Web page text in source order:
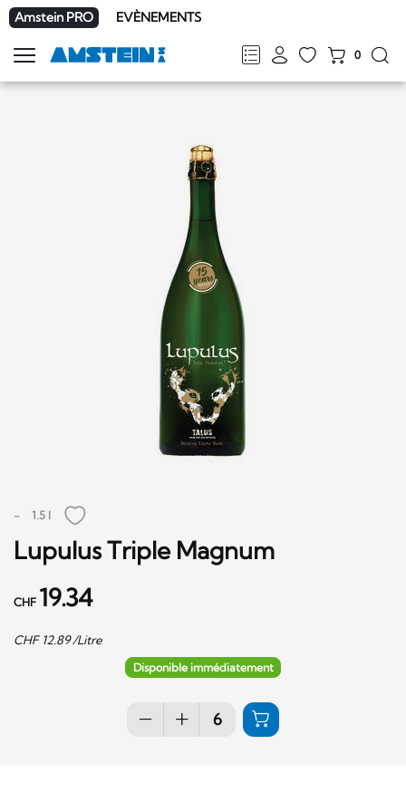
Amstein PRO EVÈNEMENTS
FRDEENIT
0
Afficher
la
- 1.5 l
Lupulus Triple Magnum
CHF 19.34
CHF 12.89/Litre
Disponible immédiatement